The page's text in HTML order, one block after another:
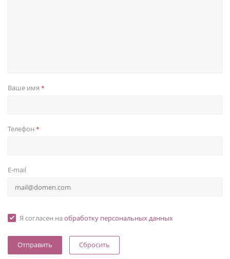
Ваше имя *
Телефон *
E-mail
Я согласен на обработку персональных данных
Сбросить